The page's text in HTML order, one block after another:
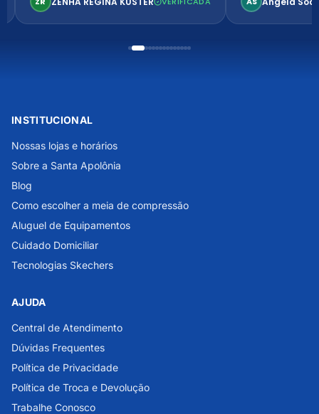
INSTITUCIONAL
Nossas lojas e horários
Sobre a Santa Apolônia
Blog
Como escolher a meia de compressão
Aluguel de Equipamentos
Cuidado Domiciliar
Tecnologias Skechers
AJUDA
Central de Atendimento
Dúvidas Frequentes
Política de Privacidade
Política de Troca e Devolução
Trabalhe Conosco